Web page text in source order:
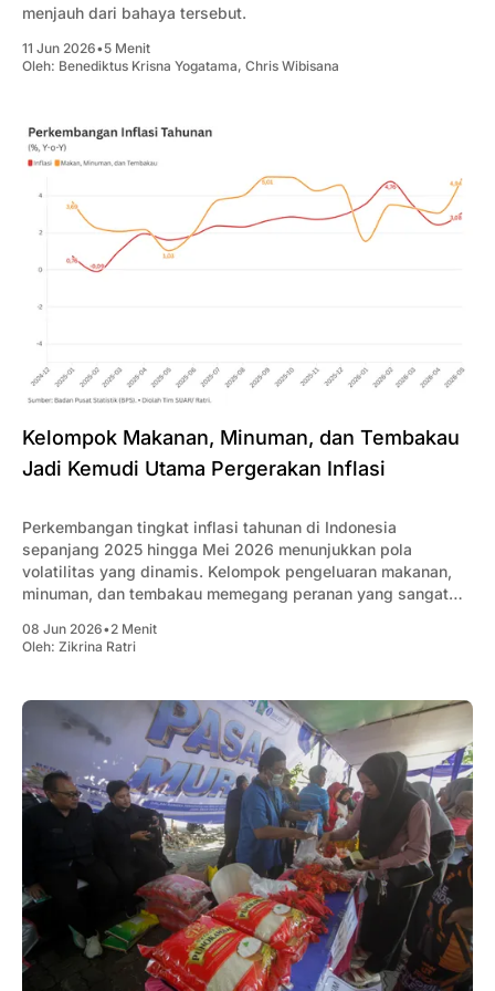
menjauh dari bahaya tersebut.
11 Jun 2026•5 Menit
Oleh: Benediktus Krisna Yogatama, Chris Wibisana
Kelompok Makanan, Minuman, dan Tembakau
Jadi Kemudi Utama Pergerakan Inflasi
Perkembangan tingkat inflasi tahunan di Indonesia
sepanjang 2025 hingga Mei 2026 menunjukkan pola
volatilitas yang dinamis. Kelompok pengeluaran makanan,
minuman, dan tembakau memegang peranan yang sangat
08 Jun 2026•2 Menit
Oleh: Zikrina Ratri